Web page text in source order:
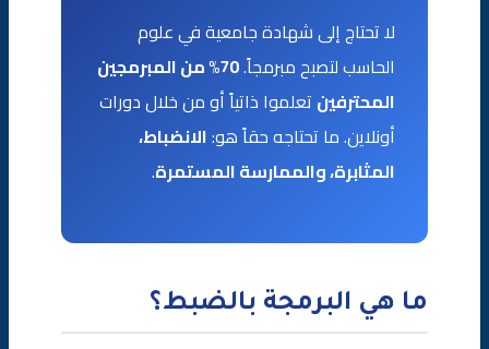
لا تحتاج إلى شهادة جامعية في علوم
الحاسب لتصبح مبرمجاً.
70% من المبرمجين
المحترفين تعلموا ذاتياً أو من خلال دورات
أونلاين. ما تحتاجه حقاً هو:الانضباط،
المثابرة، والممارسة المستمرة.
ما هي البرمجة بالضبط؟